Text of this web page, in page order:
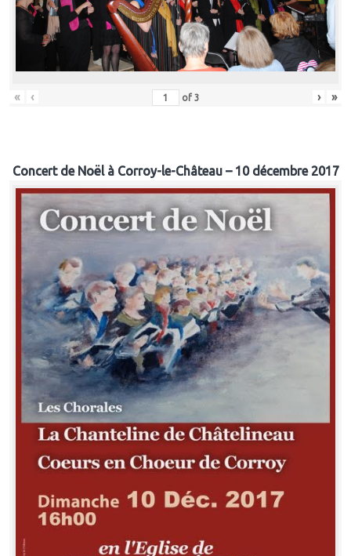
« ‹ of 3 › »
Concert de Noël à Corroy-le-Château – 10 décembre 2017